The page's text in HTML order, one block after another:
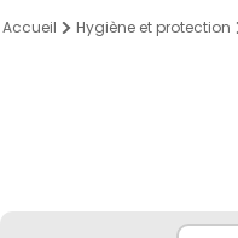
Accueil Hygiène et protection